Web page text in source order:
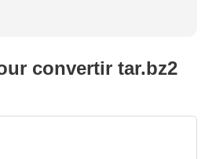
convertir tar.bz2